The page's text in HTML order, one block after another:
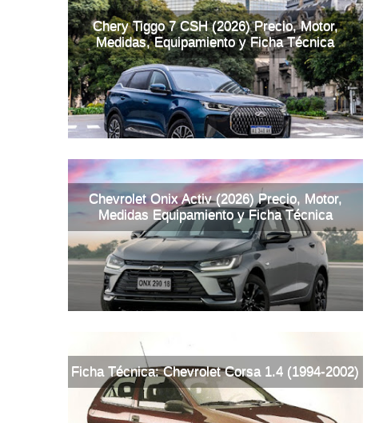
Chery Tiggo 7 CSH (2026) Precio, Motor,
Medidas, Equipamiento y Ficha Técnica
Chevrolet Onix Activ (2026) Precio, Motor,
Medidas Equipamiento y Ficha Técnica
Ficha Técnica: Chevrolet Corsa 1.4 (1994-2002)